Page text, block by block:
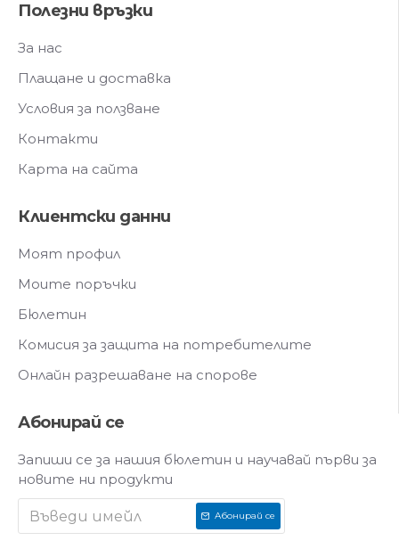
Полезни връзки
За нас
Плащане и доставка
Условия за ползване
Контакти
Карта на сайта
Клиентски данни
Моят профил
Моите поръчки
Бюлетин
Комисия за защита на потребителите
Онлайн разрешаване на спорове
Абонирай се
Запиши се за нашия бюлетин и научавай първи за
новите ни продукти
Абонирай се